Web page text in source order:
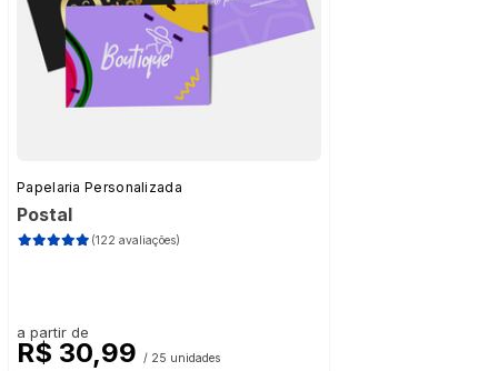
Papelaria Personalizada
Postal
(122 avaliações)
a partir de
R$ 30,99 / 25 unidades